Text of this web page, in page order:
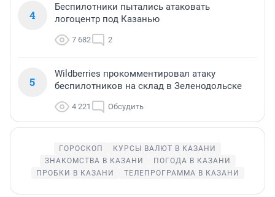
4
Беспилотники пытались атаковать
логоцентр под Казанью
7 682 2
5
Wildberries прокомментировал атаку
беспилотников на склад в Зеленодольске
4 221 Обсудить
ГОРОСКОП
КУРСЫ ВАЛЮТ В КАЗАНИ
ЗНАКОМСТВА В КАЗАНИ
ПОГОДА В КАЗАНИ
ПРОБКИ В КАЗАНИ
ТЕЛЕПРОГРАММА В КАЗАНИ